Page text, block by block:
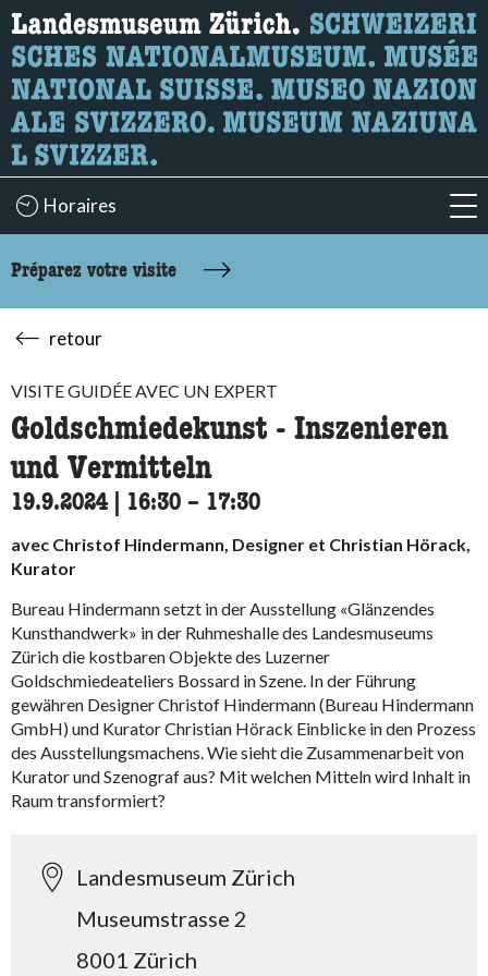
Recherche
Ici, vous pouvez rechercher le contenu de la page.
Horaires
Préparez votre visite
retour
VISITE GUIDÉE AVEC UN EXPERT
Goldschmiedekunst - Inszenieren
und Vermitteln
19.9.2024| 16:30 accessibility.time_to
– 17:30
avec Christof Hindermann, Designer et Christian Hörack,
Kurator
Bureau Hindermann setzt in der Ausstellung «Glänzendes
Kunsthandwerk» in der Ruhmeshalle des Landesmuseums
Zürich die kostbaren Objekte des Luzerner
Goldschmiedeateliers Bossard in Szene. In der Führung
gewähren Designer Christof Hindermann (Bureau Hindermann
GmbH) und Kurator Christian Hörack Einblicke in den Prozess
des Ausstellungsmachens. Wie sieht die Zusammenarbeit von
Kurator und Szenograf aus? Mit welchen Mitteln wird Inhalt in
Raum transformiert?
Landesmuseum Zürich
Museumstrasse 2
8001 Zürich